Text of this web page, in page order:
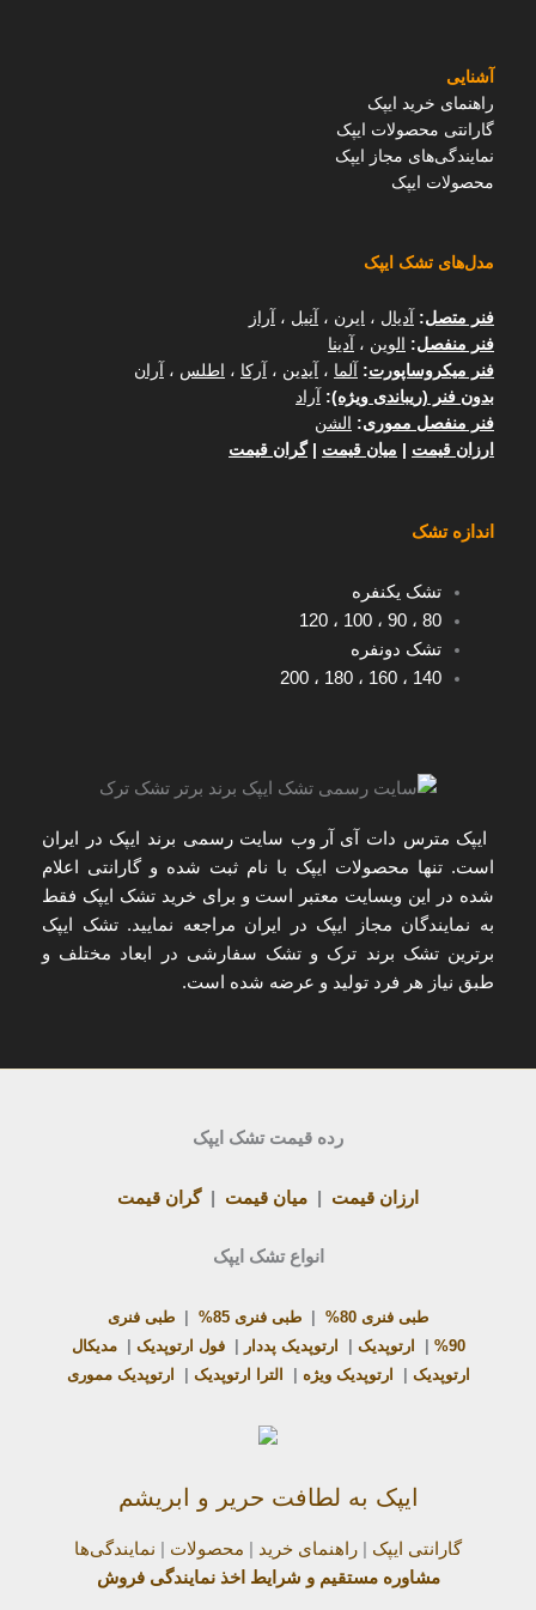
آشنایی
راهنمای خرید ایپک
گارانتی محصولات ایپک
نمایندگی‌های مجاز ایپک
محصولات ایپک
مدل‌های تشک ایپک
فنر متصل: آدیال ، ایرن ، آنیل ،
آراز
فنر منفصل: الوین ، آدینا
فنر میکروساپورت: آلما ، آیدین ، آرکا ، اطلس ،
آران
بدون فنر (ریباندی ویژه):
آراد
فنر منفصل مموری:
الشن
ارزان قیمت
میان قیمت |گران قیمت
اندازه تشک
تشک یکنفره
80، 90، 100 ، 120
تشک دونفره
140 ، 160 ، 180 ، 200
ایپک مترس دات آی آر وب سایت رسمی برند ایپک در ایران
است. تنها محصولات ایپک با نام ثبت شده و گارانتی اعلام
شده در این وبسایت معتبر است و برایخرید تشک ایپک فقط
به نمایندگان مجاز ایپک در ایران مراجعه نمایید. تشک ایپک
برترین تشک برند ترک و تشک سفارشی در ابعاد مختلف و
طبق نیاز هر فرد تولید و عرضه شده است.
رده قیمت تشک ایپک
ارزان قیمت میان قیمت |گران قیمت
انواع تشک ایپک
طبی فنری 80% طبی فنری 85%
طبی فنری
90%
ارتوپدیک ارتوپدیک پددار |فول ارتوپدیک |مدیکال
ارتوپدیک
ارتوپدیک ویژه الترا ارتوپدیک ارتوپدیک مموری
ایپک به لطافت حریر و ابریشم
گارانتی ایپک | راهنمای خرید | محصولات | نمایندگی‌ها
مشاوره مستقیم و شرایط اخذ نمایندگی فروش